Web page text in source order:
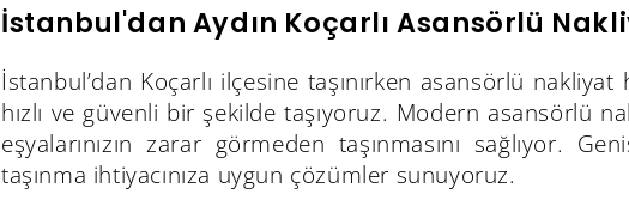
İstanbul'dan Aydın Koçarlı Asansörlü
İstanbul’dan Koçarlı ilçesine taşınırken asansörlü
hızlı ve güvenli bir şekilde taşıyoruz. Modern asansörlü
eşyalarınızın zarar görmeden taşınmasını sağlıyor.
taşınma ihtiyacınıza uygun çözümler sunuyoruz.